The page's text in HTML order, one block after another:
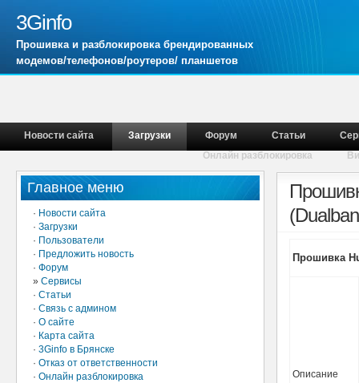
3Ginfo
Прошивка и разблокировка брендированных
модемов/телефонов/роутеров/ планшетов
Новости сайта Загрузки Форум Статьи
Онлайн разблокировка
Главное меню
· Новости сайта
· Загрузки
· Пользователи
· Предложить новость
· Форум
» Сервисы
· Статьи
· Связь с админом
· О сайте
· Карта сайта
· 3Ginfo в Брянске
· Отказ от ответственности
· Онлайн разблокировка
Прошивка
Описание